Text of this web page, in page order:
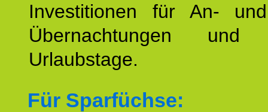
Investitionen für An-
Übernachtungen und
Urlaubstage.
Für Sparfüchse: